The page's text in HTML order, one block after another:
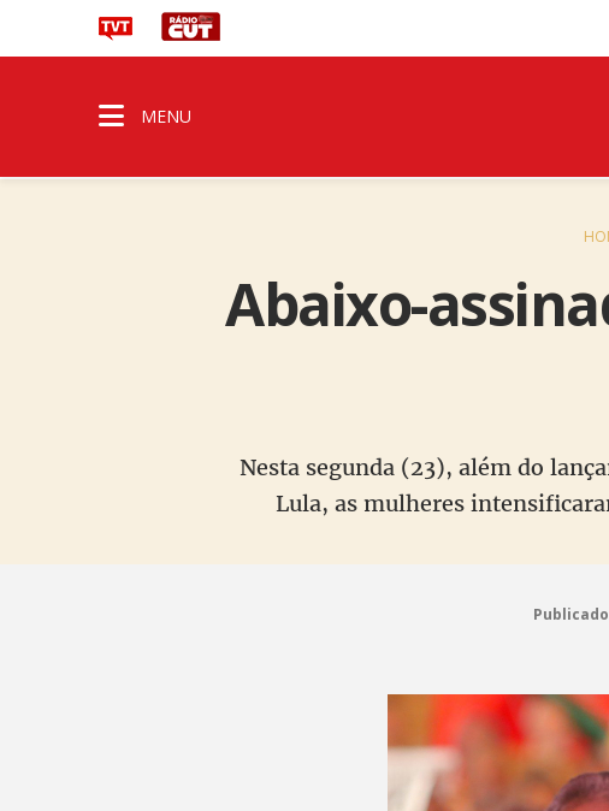
MENU
Abaixo-
Nesta segunda (23), além do
Lula, as mulheres